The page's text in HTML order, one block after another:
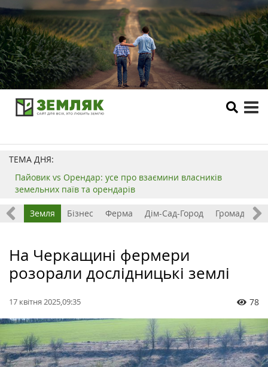
ТЕМА ДНЯ:
Пайовик vs Орендар: усе про взаємини власників
земельних паїв та орендарів
Все Земля Бізнес Ферма Дім-Сад-Город Громада
На Черкащині фермери
розорали дослідницькі землі
17 квітня 2025,09:35 78